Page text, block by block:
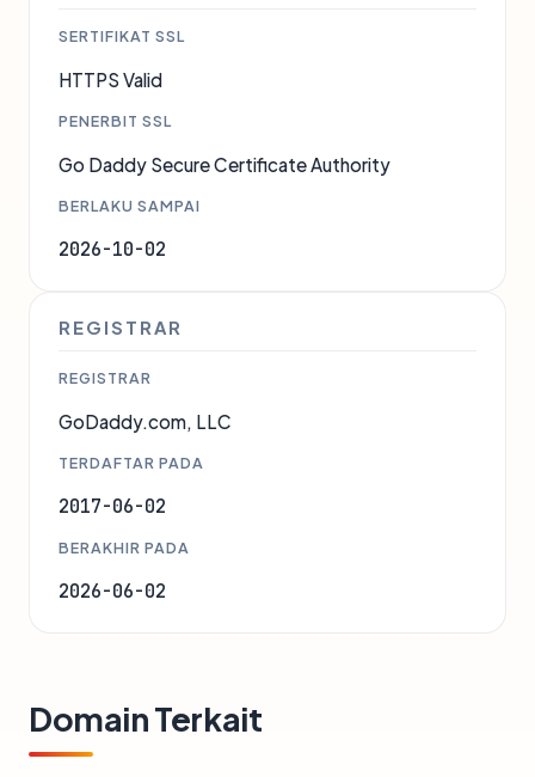
SERTIFIKAT SSL
HTTPS Valid
PENERBIT SSL
Go Daddy Secure Certificate Authority
BERLAKU SAMPAI
2026-10-02
REGISTRAR
REGISTRAR
GoDaddy.com, LLC
TERDAFTAR PADA
2017-06-02
BERAKHIR PADA
2026-06-02
Domain Terkait